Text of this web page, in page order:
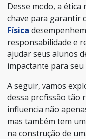
Desse modo, a
chave para garantir
Física
responsabilidade e
ajudar seus alunos
impactante para
A seguir, vamos
dessa profissão tão
influencia não
mas também tem
na construção de